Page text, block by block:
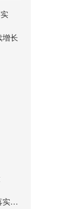
增长
内蒙古丹锡高速发现洪水上路险情 快速落实主线封闭管控